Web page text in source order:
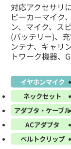
対応アクセサリ
ピーカーマイク
ン、マイク、ス
(バッテリー)、
ンテナ、キャリ
トワーク機器、
イヤホンマイク
ネックセット
アダプタ・ケーブル
ACアダプタ
ベルトクリップ